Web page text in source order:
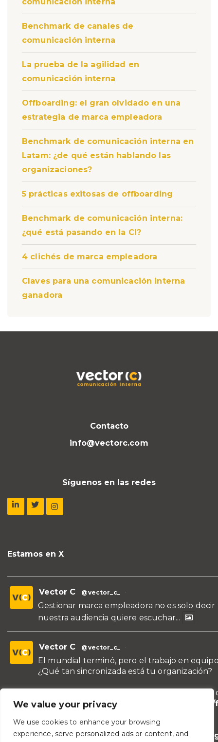
We value your privacy
We use cookies to enhance your browsing
experience, serve personalized ads or content, and
Benchmark de canales de
comunicación interna
La prueba de la agilidad en
comunicación interna
Offboarding: el gran olvidado en una
estrategia de marca empleadora
Benchmark de comunicación interna en
Latam: ¿de qué están hablando las
organizaciones?
5 prácticas exitosas de offboarding
Benchmark de comunicación interna:
¿qué está pasando en la CI?
4 clichés de marca empleadora
Claves para una comunicación interna
ganadora
Contacto
info@vectorc.com
Síguenos en las redes
Estamos en X
Vector C @vector_c_ ·
Gestionar marca empleadora no es solo
nuestra audiencia quiere escuchar...
Vector C @vector_c_ ·
El mundial terminó, pero el trabajo en
¿Qué tan sincronizada está tu organización?
¡Conoce nuestras propuestas de formación
para líderes y áreas!
https://
#TeamBuilding #Comunicación